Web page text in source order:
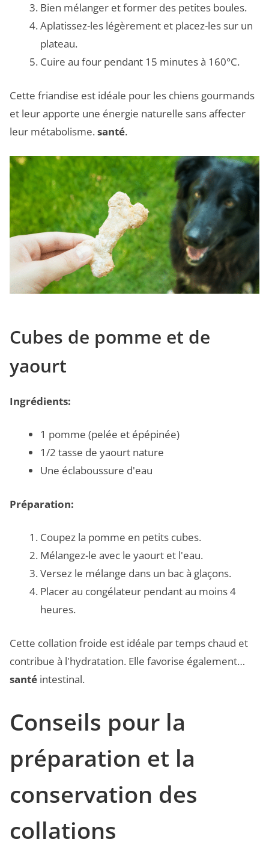
Bien mélanger et former des petites boules.
Aplatissez-les légèrement et placez-les sur un
plateau.
Cuire au four pendant 15 minutes à 160°C.
Cette friandise est idéale pour les chiens gourmands
et leur apporte une énergie naturelle sans affecter
leur métabolisme.santé.
Cubes de pomme et de
yaourt
Ingrédients:
1 pomme (pelée et épépinée)
1/2 tasse de yaourt nature
Une éclaboussure d'eau
Préparation:
Coupez la pomme en petits cubes.
Mélangez-le avec le yaourt et l'eau.
Versez le mélange dans un bac à glaçons.
Placer au congélateur pendant au moins 4
heures.
Cette collation froide est idéale par temps chaud et
contribue à l'hydratation. Elle favorise également…
santé intestinal.
Conseils pour la
préparation et la
conservation des
collations